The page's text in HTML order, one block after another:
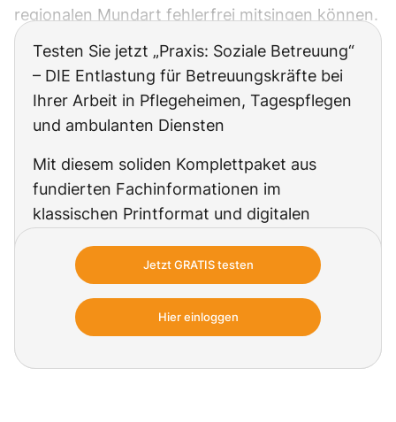
regionalen Mundart fehlerfrei mitsingen können.
Testen Sie jetzt „Praxis: Soziale Betreuung“
– DIE Entlastung für Betreuungskräfte bei
Ihrer Arbeit in Pflegeheimen, Tagespflegen
und ambulanten Diensten
Mit diesem soliden Komplettpaket aus
fundierten Fachinformationen im
klassischen Printformat und digitalen
Ihrer Betreuungsmaßnahmen verfügen Sie
über alles, was Betreuungs- und
Leitungskräfte in der Altenhilfe den
Arbeitsalltag erleichtert.
Jetzt GRATIS testen
Hier einloggen